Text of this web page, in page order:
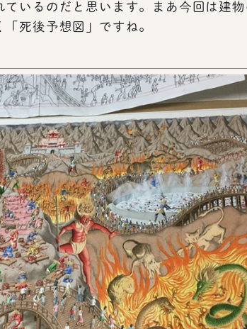
いるのだと思います。まあ今回は建
死後予想図」ですね。